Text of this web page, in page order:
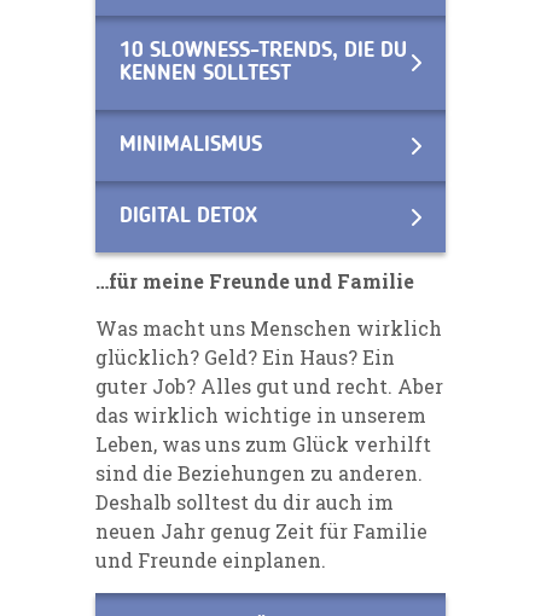
10 SLOWNESS-TRENDS, DIE DU
KENNEN SOLLTEST
MINIMALISMUS
DIGITAL DETOX
…für meine Freunde und Familie
Was macht uns Menschen wirklich
glücklich? Geld? Ein Haus? Ein
guter Job? Alles gut und recht. Aber
das wirklich wichtige in unserem
Leben, was uns zum Glück verhilft
sind die Beziehungen zu anderen.
Deshalb solltest du dir auch im
neuen Jahr genug Zeit für Familie
und Freunde einplanen.